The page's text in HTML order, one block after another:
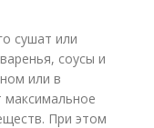
сушат или
соусы и
или в
максимальное
При этом